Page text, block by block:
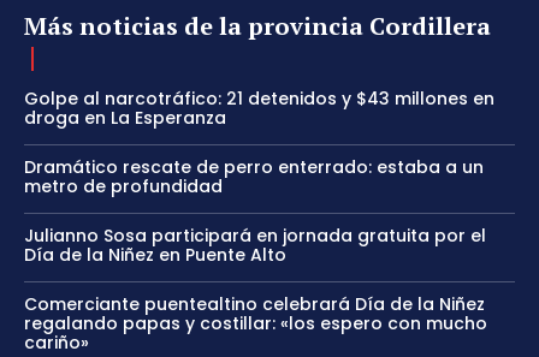
Más noticias de la provincia Cordillera
Golpe al narcotráfico: 21 detenidos y $43 millones en
droga en La Esperanza
Dramático rescate de perro enterrado: estaba a un
metro de profundidad
Julianno Sosa participará en jornada gratuita por el
Día de la Niñez en Puente Alto
Comerciante puentealtino celebrará Día de la Niñez
regalando papas y costillar: «los espero con mucho
cariño»